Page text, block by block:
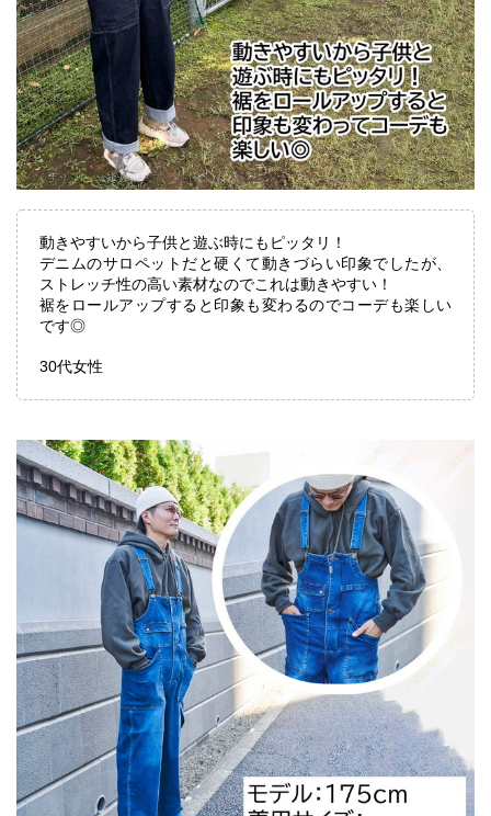
動きやすいから子供と遊ぶ時にもピッタリ！
デニムのサロペットだと硬くて動きづらい印象でしたが、
ストレッチ性の高い素材なのでこれは動きやすい！
裾をロールアップすると印象も変わるのでコーデも楽しい
です◎
30代女性